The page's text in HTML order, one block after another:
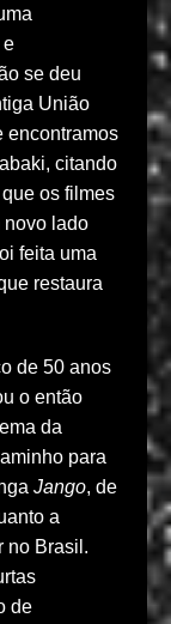
e
se deu
União
encontramos
citando
os filmes
novo lado
feita uma
restaura
de 50 anos
o então
da
para
Jango, de
a
no Brasil.
de